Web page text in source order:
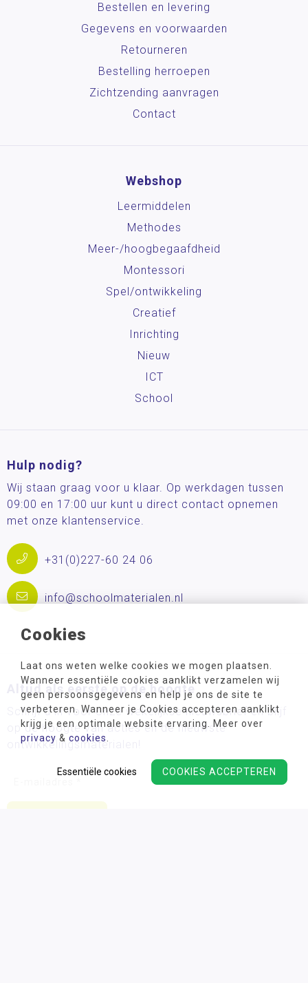
Cookies
Laat ons weten welke cookies we mogen plaatsen.
Wanneer essentiële cookies aanklikt verzamelen wij
geen persoonsgegevens en help je ons de site te
verbeteren. Wanneer je Cookies accepteren aanklikt
krijg je een optimale website ervaring. Meer over
privacy & cookies
COOKIES ACCEPTEREN
Essentiële cookies
Bestellen en levering
Gegevens en voorwaarden
Retourneren
Bestelling herroepen
Zichtzending aanvragen
Contact
Webshop
Leermiddelen
Methodes
Meer-/hoog­begaafdheid
Montessori
Spel/ontwikkeling
Creatief
Inrichting
Nieuw
ICT
School
Hulp nodig?
Wij staan graag voor u klaar. Op werkdagen tussen
09:00 en 17:00 uur kunt u direct contact opnemen
met onze klantenservice.
+31(0)227-60 24 06
info@schoolmaterialen.nl
Altijd als eerste op de hoogte
Schrijf u in voor onze wekelijkse nieuwsbrief en blijf
op de hoogte van acties en de nieuwste
ontwikkelingsmaterialen!